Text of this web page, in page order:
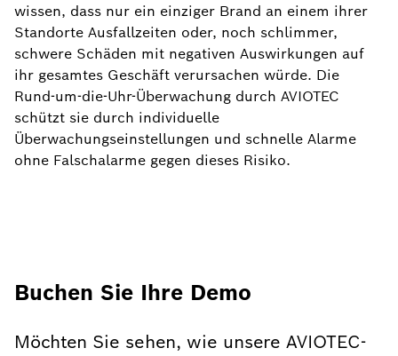
wissen, dass nur ein einziger Brand an einem ihrer
Standorte Ausfallzeiten oder, noch schlimmer,
schwere Schäden mit negativen Auswirkungen auf
ihr gesamtes Geschäft verursachen würde. Die
Rund-um-die-Uhr-Überwachung durch AVIOTEC
schützt sie durch individuelle
Überwachungseinstellungen und schnelle Alarme
ohne Falschalarme gegen dieses Risiko.
Buchen Sie Ihre Demo
Möchten Sie sehen, wie unsere AVIOTEC-